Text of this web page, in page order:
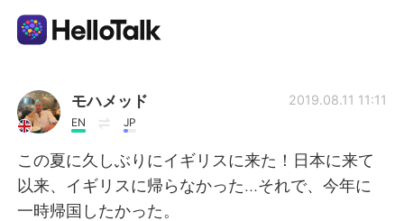
Aplikasi Pertukaran Bahasa
AI Grammar Checker
Indonesia
モハメッド
EN JP
2019.08.11 11:11
この夏に久しぶりにイギリスに来た！日本に来て
以来、イギリスに帰らなかった…それで、今年に
一時帰国したかった。